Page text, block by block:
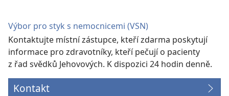
Výbor pro styk s nemocnicemi (VSN)
Kontaktujte místní zástupce, kteří zdarma poskytují
informace pro zdravotníky, kteří pečují o pacienty
z řad svědků Jehovových. K dispozici 24 hodin denně.
Kontakt